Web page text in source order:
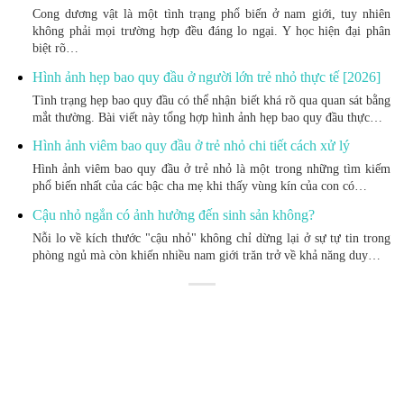
Cong dương vật là một tình trạng phổ biến ở nam giới, tuy nhiên
không phải mọi trường hợp đều đáng lo ngại. Y học hiện đại phân
biệt rõ…
Hình ảnh hẹp bao quy đầu ở người lớn trẻ nhỏ thực tế [2026]
Tình trạng hẹp bao quy đầu có thể nhận biết khá rõ qua quan sát bằng
mắt thường. Bài viết này tổng hợp hình ảnh hẹp bao quy đầu thực…
Hình ảnh viêm bao quy đầu ở trẻ nhỏ chi tiết cách xử lý
Hình ảnh viêm bao quy đầu ở trẻ nhỏ là một trong những tìm kiếm
phổ biến nhất của các bậc cha mẹ khi thấy vùng kín của con có…
Cậu nhỏ ngắn có ảnh hưởng đến sinh sản không?
Nỗi lo về kích thước "cậu nhỏ" không chỉ dừng lại ở sự tự tin trong
phòng ngủ mà còn khiến nhiều nam giới trăn trở về khả năng duy…